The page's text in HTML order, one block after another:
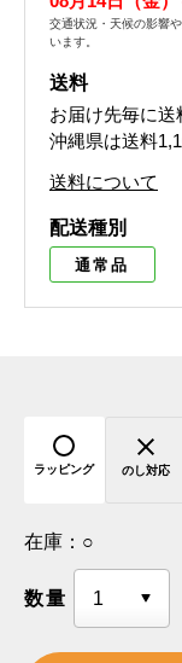
交通状況・天候の影響
います。
送料
お届け先毎に送
沖縄県は送料
送料について
配送種別
通常品
ラッピング のし対応
在庫： ○
数量